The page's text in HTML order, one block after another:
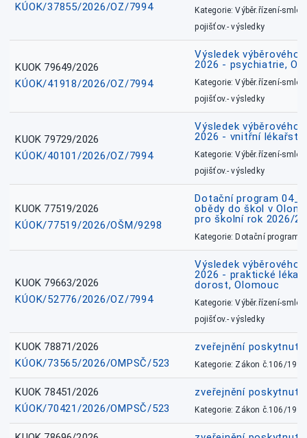
KÚOK/37855/2026/OZ/7994
Kategorie: Výběr.řízení-
pojišťov.- výsledky
KUOK 79649/2026
KÚOK/41918/2026/OZ/7994
Výsledek výběrového
2026 - psychiatrie,
Kategorie: Výběr.řízení-
pojišťov.- výsledky
KUOK 79729/2026
KÚOK/40101/2026/OZ/7994
Výsledek výběrového
2026 - vnitřní
Kategorie: Výběr.řízení-
pojišťov.- výsledky
KUOK 77519/2026
KÚOK/77519/2026/OŠM/9298
Dotační program
obědy do škol v
pro školní rok 2026/
Kategorie: Dotační
KUOK 79663/2026
KÚOK/52776/2026/OZ/7994
Výsledek výběrového
2026 - praktické
dorost, Olomouc
Kategorie: Výběr.řízení-
pojišťov.- výsledky
KUOK 78871/2026
KÚOK/73565/2026/OMPSČ/523
zveřejnění
Kategorie: Zákon č.106/1999
KUOK 78451/2026
KÚOK/70421/2026/OMPSČ/523
zveřejnění
Kategorie: Zákon č.106/1999